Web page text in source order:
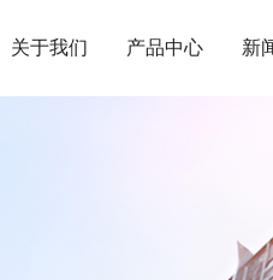
关于我们 产品中心 新